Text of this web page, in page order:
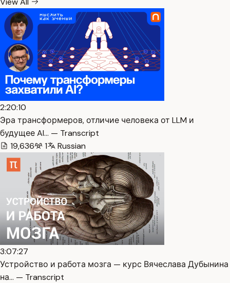
2:20:10
Эра трансформеров, отличие человека от LLM и
будущее AI… — Transcript
19,636
1 Russian
3:07:27
Устройство и работа мозга — курс Вячеслава Дубынина
на… — Transcript